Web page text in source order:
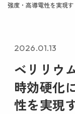
強度・高導電性を実現
2026.01.13
ベリリウ
時効硬化
性を実現